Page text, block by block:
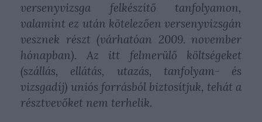
versenyvizsga felkészítő tanfolyamon,
valamint ez után kötelezően versenyvizsgán
vesznek részt (várhatóan 2009. november
hónapban). Az itt felmerülő költségeket
(szállás, ellátás, utazás, tanfolyam- és
vizsgadíj) uniós forrásból biztosítjuk, tehát a
résztvevőket nem terhelik.